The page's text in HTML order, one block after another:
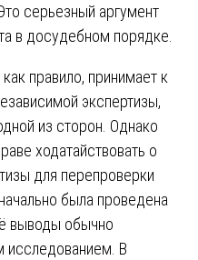
серьезный аргумент
в досудебном порядке.
правило, принимает к
экспертизы,
из сторон. Однако
ходатайствовать о
для перепроверки
была проведена
выводы обычно
исследованием. В